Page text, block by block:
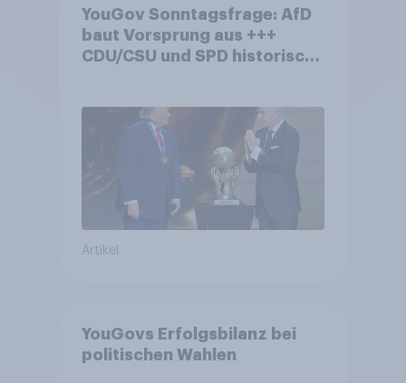
YouGov Sonntagsfrage: AfD
baut Vorsprung aus +++
CDU/CSU und SPD historisch
Fußball-WM ohne Politik
Artikel
YouGovs Erfolgsbilanz bei
politischen Wahlen